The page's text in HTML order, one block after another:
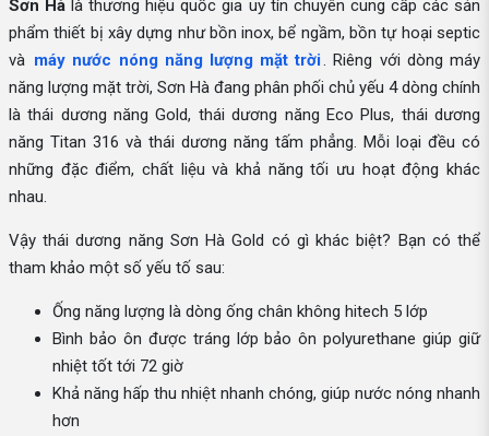
Sơn Hà là thương hiệu quốc gia uy tín chuyên cung cấp các sản
phẩm thiết bị xây dựng như bồn inox, bể ngầm, bồn tự hoại septic
và máy nước nóng năng lượng mặt trời. Riêng với dòng máy
năng lượng mặt trời, Sơn Hà đang phân phối chủ yếu 4 dòng chính
là thái dương năng Gold, thái dương năng Eco Plus, thái dương
năng Titan 316 và thái dương năng tấm phẳng. Mỗi loại đều có
những đặc điểm, chất liệu và khả năng tối ưu hoạt động khác
nhau.
Vậy thái dương năng Sơn Hà Gold có gì khác biệt? Bạn có thể
tham khảo một số yếu tố sau:
Ống năng lượng là dòng ống chân không hitech 5 lớp
Bình bảo ôn được tráng lớp bảo ôn polyurethane giúp giữ
nhiệt tốt tới 72 giờ
Khả năng hấp thu nhiệt nhanh chóng, giúp nước nóng nhanh
hơn